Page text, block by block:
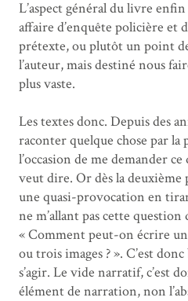
L’aspect général du livre
affaire d’enquête policière et
prétexte, ou plutôt un point
l’auteur, mais destiné nous
plus vaste.
Les textes donc. Depuis des
raconter quelque chose par la
l’occasion de me demander
veut dire. Or dès la deuxième
une quasi-provocation en
ne m’allant pas cette
« Comment peut-on écrire
ou trois images ? ». C’est
s’agir. Le vide narratif, c’est
élément de narration, non